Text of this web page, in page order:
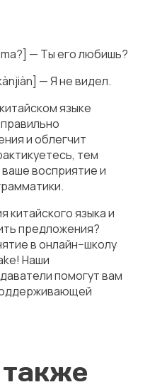
— Ты его любишь?
— Я не видел.
языке
и облегчит
тем
восприятие и
китайского языка и
предложения?
в онлайн−школу
Наши
помогут вам